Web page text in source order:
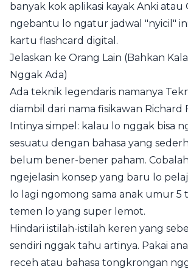
banyak kok aplikasi kayak Anki atau
ngebantu lo ngatur jadwal "nyicil"
kartu flashcard digital.
Jelaskan ke Orang Lain (Bahkan
Nggak Ada)
Ada teknik legendaris namanya
diambil dari nama fisikawan Richard
Intinya simpel: kalau lo nggak bisa
sesuatu dengan bahasa yang
belum bener-bener paham.
ngejelasin konsep yang baru lo
lo lagi ngomong sama anak umur 5
temen lo yang super lemot.
Hindari istilah-istilah keren yang
sendiri nggak tahu artinya. Pakai
receh atau bahasa tongkrongan